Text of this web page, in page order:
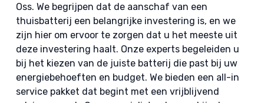
Oss. We begrijpen dat de aanschaf van een
thuisbatterij een belangrijke investering is, en we
zijn hier om ervoor te zorgen dat u het meeste uit
deze investering haalt. Onze experts begeleiden u
bij het kiezen van de juiste batterij die past bij uw
energiebehoeften en budget. We bieden een all-in
service pakket dat begint met een vrijblijvend